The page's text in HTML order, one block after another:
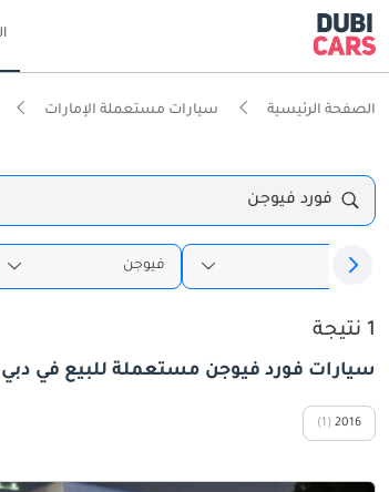
الصفحة الرئيسية سيارات مستعملة الإمارات
فورد فيوجن
فورد فيوجن
1 نتيجة
سيارات فورد فيوجن مستعملة للبيع في دبي
2016
(1)